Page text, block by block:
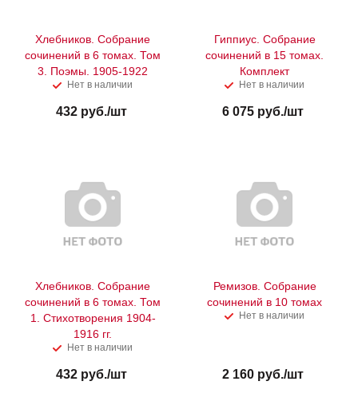
Хлебников. Собрание
сочинений в 6 томах. Том
3. Поэмы. 1905-1922
Нет в наличии
432руб./шт
Гиппиус. Собрание
сочинений в 15 томах.
Комплект
Нет в наличии
6 075 руб./шт
Хлебников. Собрание
сочинений в 6 томах. Том
1. Стихотворения 1904-
1916 гг.
Нет в наличии
432руб./шт
Ремизов. Собрание
сочинений в 10 томах
Нет в наличии
2 160 руб./шт